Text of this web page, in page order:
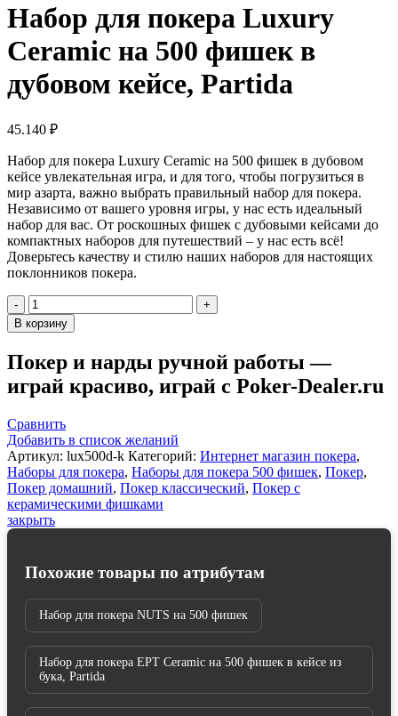
Набор для покера Luxury
Ceramic на 500 фишек в
дубовом кейсе, Partida
45.140 ₽
Набор для покера Luxury Ceramic на 500 фишек в дубовом
кейсе увлекательная игра, и для того, чтобы погрузиться в
мир азарта, важно выбрать правильный набор для покера.
Независимо от вашего уровня игры, у нас есть идеальный
набор для вас. От роскошных фишек с дубовыми кейсами до
компактных наборов для путешествий – у нас есть всё!
Доверьтесь качеству и стилю наших наборов для настоящих
поклонников покера.
Количество
товара
Набор
покера
Luxury
Ceramic
500
фишек
в
дубовом
кейсе,
Partida
В корзину
Покер и нарды ручной работы —
играй красиво, играй с Poker-Dealer.ru
Сравнить
Добавить в список желаний
Артикул: lux500d-k Категорий: Интернет магазин покера,
Наборы для покера, Наборы для покера 500 фишек, Покер,
Покер домашний, Покер классический, Покер с
керамическими фишками
закрыть
Похожие товары по атрибутам
Набор для покера NUTS на 500 фишек
Набор для покера EPT Ceramic на 500 фишек в кейсе из
бука, Partida